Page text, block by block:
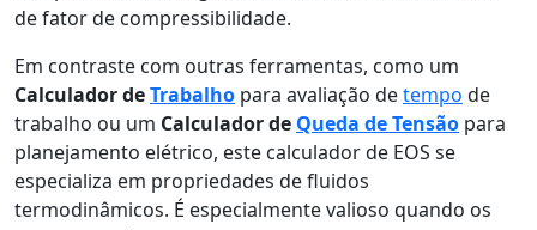
de fator de compressibilidade.
Em contraste com outras ferramentas, como um
Calculador deTrabalho para avaliação detempo de
trabalho ou um Calculador de Queda de Tensão para
planejamento elétrico, este calculador de EOS se
especializa em propriedades de fluidos
termodinâmicos. É especialmente valioso quando os